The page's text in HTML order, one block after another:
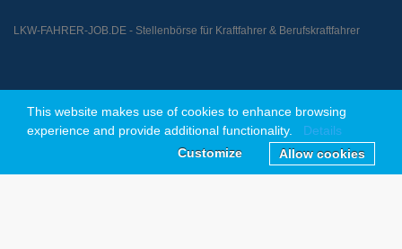
LKW-FAHRER-JOB.DE - Stellenbörse für Kraftfahrer & Berufskraftfahrer
© 2026 Powered by JOBREAKTOR UG (Haftungsbeschränkt)
This website makes use of cookies to enhance browsing
experience and provide additional functionality.
Details
Allow cookies
Customize